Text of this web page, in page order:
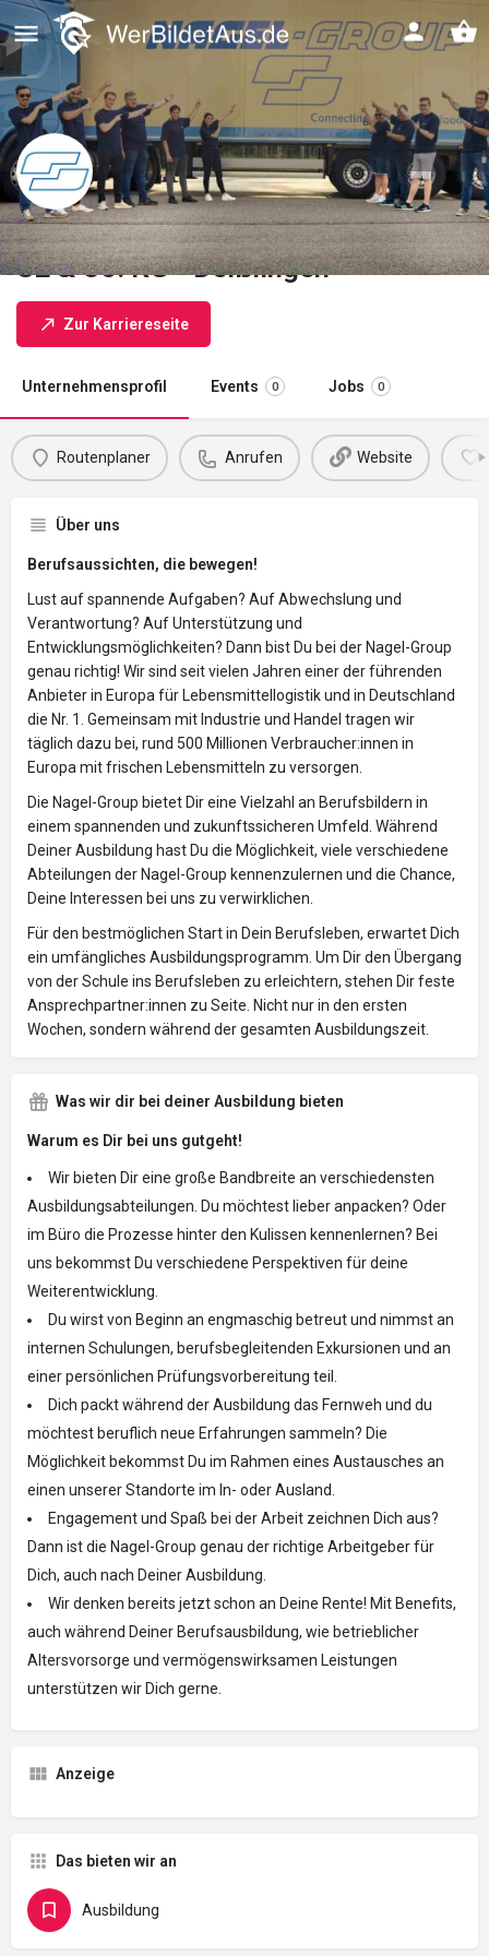
Nagel-Group • Kraftverkehr Nagel
SE & Co. KG • Deißlingen
Zur Karriereseite
Unternehmensprofil Events 0 Jobs 0
Routenplaner Anrufen Website
Über uns
Berufsaussichten, die bewegen!
Lust auf spannende Aufgaben? Auf Abwechslung und
Verantwortung? Auf Unterstützung und
Entwicklungsmöglichkeiten? Dann bist Du bei der Nagel-Group
genau richtig! Wir sind seit vielen Jahren einer der führenden
Anbieter in Europa für Lebensmittellogistik und in Deutschland
die Nr. 1. Gemeinsam mit Industrie und Handel tragen wir
täglich dazu bei, rund 500 Millionen Verbraucher:innen in
Europa mit frischen Lebensmitteln zu versorgen.
Die Nagel-Group bietet Dir eine Vielzahl an Berufsbildern in
einem spannenden und zukunftssicheren Umfeld. Während
Deiner Ausbildung hast Du die Möglichkeit, viele verschiedene
Abteilungen der Nagel-Group kennenzulernen und die Chance,
Deine Interessen bei uns zu verwirklichen.
Für den bestmöglichen Start in Dein Berufsleben, erwartet Dich
ein umfängliches Ausbildungsprogramm. Um Dir den Übergang
von der Schule ins Berufsleben zu erleichtern, stehen Dir feste
Ansprechpartner:innen zu Seite. Nicht nur in den ersten
Wochen, sondern während der gesamten Ausbildungszeit.
Was wir dir bei deiner Ausbildung bieten
Warum es Dir bei uns gutgeht!
Wir bieten Dir eine große Bandbreite an verschiedensten
Ausbildungsabteilungen. Du möchtest lieber anpacken? Oder
im Büro die Prozesse hinter den Kulissen kennenlernen? Bei
uns bekommst Du verschiedene Perspektiven für deine
Weiterentwicklung.
Du wirst von Beginn an engmaschig betreut und nimmst an
internen Schulungen, berufsbegleitenden Exkursionen und an
einer persönlichen Prüfungsvorbereitung teil.
Dich packt während der Ausbildung das Fernweh und du
möchtest beruflich neue Erfahrungen sammeln? Die
Möglichkeit bekommst Du im Rahmen eines Austausches an
einen unserer Standorte im In- oder Ausland.
Engagement und Spaß bei der Arbeit zeichnen Dich aus?
Dann ist die Nagel-Group genau der richtige Arbeitgeber für
Dich, auch nach Deiner Ausbildung.
Wir denken bereits jetzt schon an Deine Rente! Mit Benefits,
auch während Deiner Berufsausbildung, wie betrieblicher
Altersvorsorge und vermögenswirksamen Leistungen
unterstützen wir Dich gerne.
Anzeige
Das bieten wir an
Ausbildung